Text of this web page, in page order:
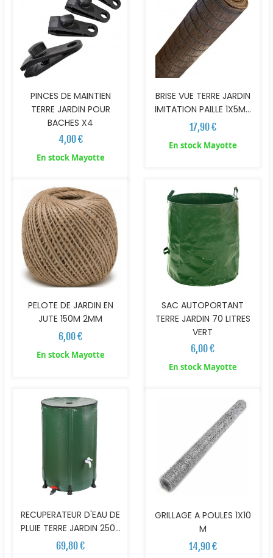
PINCES DE MAINTIEN
TERRE JARDIN POUR
BACHES X4
4,00 €
En stock Mayotte
BRISE VUE TERRE JARDIN
IMITATION PAILLE 1X5M...
17,90 €
En stock Mayotte
PELOTE DE JARDIN EN
JUTE 150M 2MM
6,00 €
En stock Mayotte
SAC AUTOPORTANT
TERRE JARDIN 70 LITRES
VERT
6,00 €
En stock Mayotte
RECUPERATEUR D'EAU DE
PLUIE TERRE JARDIN 250...
69,80 €
GRILLAGE A POULES 1X10
M
14,90 €